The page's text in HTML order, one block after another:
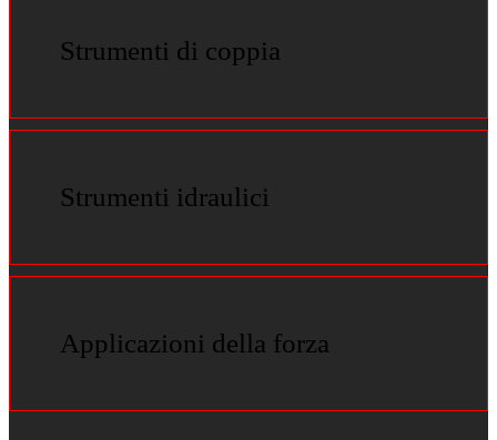
Strumenti di coppia
Strumenti idraulici
Applicazioni della forza